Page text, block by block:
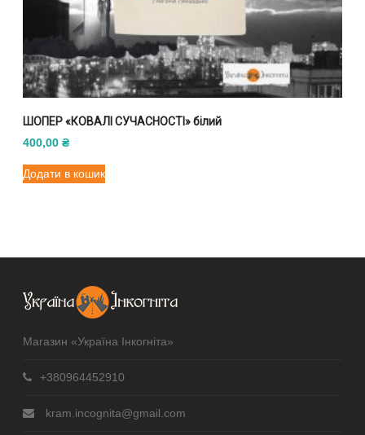
ШОПЕР «КОВАЛІ СУЧАСНОСТІ» білий
400,00₴
Додати в кошик
Магазин «Україна Інкогніта»
+380964452910
kram.incognita@gmail.com